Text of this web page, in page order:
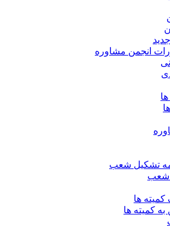
انجمن مشاوره
تشکیل شعب
ها
کمیته ها